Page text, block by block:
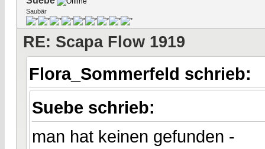
Saubär
RE: Scapa Flow 1919
Flora_Sommerfeld schrieb:
Suebe schrieb:
man hat keinen gefunden -